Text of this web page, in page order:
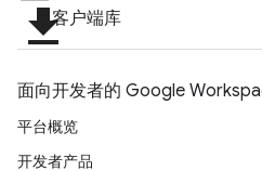
file_download客户端库
面向开发者的 Google
平台概览
开发者产品